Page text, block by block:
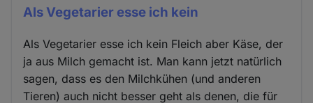
Als Vegetarier esse ich kein
Als Vegetarier esse ich kein Fleich aber Käse, der
ja aus Milch gemacht ist. Man kann jetzt natürlich
sagen, dass es den Milchkühen (und anderen
Tieren) auch nicht besser geht als denen, die für